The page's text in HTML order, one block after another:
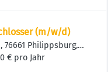
(m/w/d)
76661 Philippsburg,
€ pro Jahr